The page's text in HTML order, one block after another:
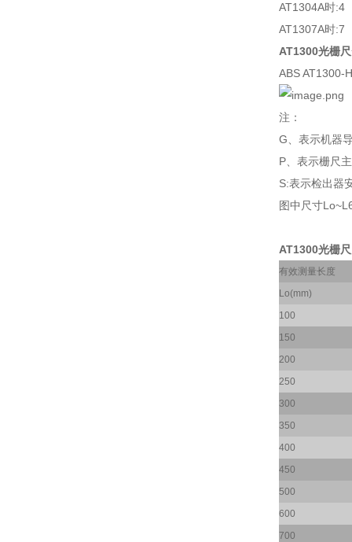
AT1304A时:4
AT1307A时:7
AT1300光栅尺
ABS AT1300-
注：
G、表示机器
P、表示栅尺
S:表示检出器
图中尺寸
AT1300光栅尺
有效测量长度
Lo(mm)
100
150
200
250
300
350
400
450
500
600
700